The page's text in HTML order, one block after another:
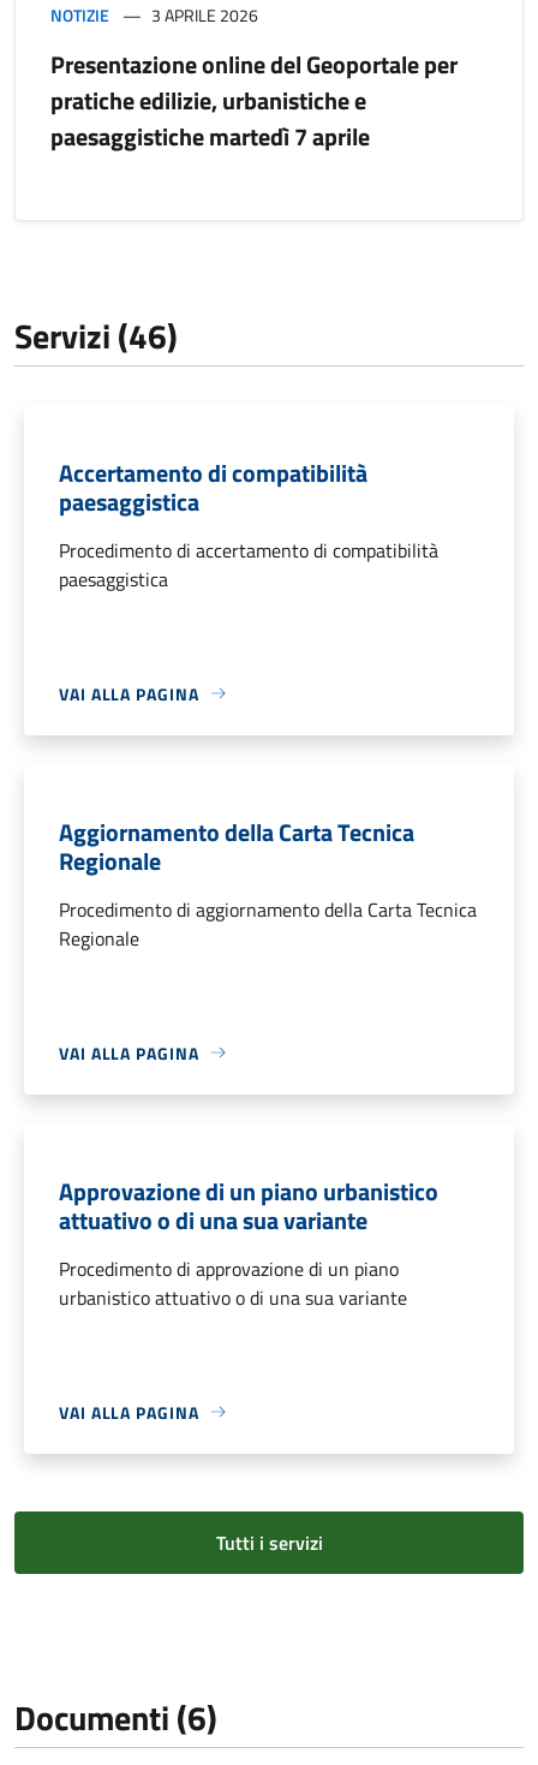
NOTIZIE 3 APRILE 2026
Presentazione online del Geoportale per
pratiche edilizie, urbanistiche e
paesaggistiche martedì 7 aprile
Servizi (46)
Accertamento di compatibilità
paesaggistica
Procedimento di accertamento di compatibilità
paesaggistica
VAI ALLA PAGINA
Aggiornamento della Carta Tecnica
Regionale
Procedimento di aggiornamento della Carta Tecnica
Regionale
VAI ALLA PAGINA
Approvazione di un piano urbanistico
attuativo o di una sua variante
Procedimento di approvazione di un piano
urbanistico attuativo o di una sua variante
VAI ALLA PAGINA
Tutti i servizi
Documenti (6)